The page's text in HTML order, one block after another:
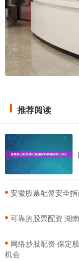
推荐阅读
安徽股票配资安全
可靠的股票配资 湖
网络炒股配资 保定
机会